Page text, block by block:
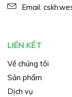
Email:
LIÊN KẾT
Về chúng tôi
Sản phẩm
Dịch vụ